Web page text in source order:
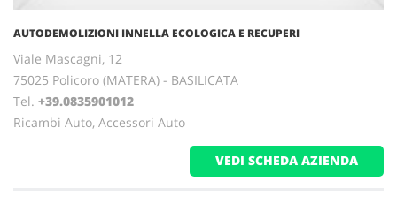
AUTODEMOLIZIONI INNELLA ECOLOGICA E RECUPERI
Viale Mascagni, 12
75025 Policoro (MATERA) - BASILICATA
Tel. +39.0835901012
Ricambi Auto, Accessori Auto
VEDI SCHEDA AZIENDA